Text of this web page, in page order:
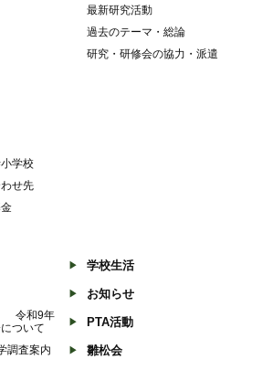
学校
せ先
最新研究活動
過去のテーマ・総論
研究・研修会の協力・派遣
令和9年
ついて
調査案内
学校生活
お知らせ
PTA活動
雛松会